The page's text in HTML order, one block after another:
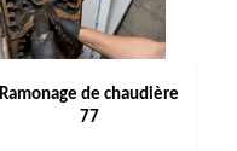
Ramonage de chaudière
77